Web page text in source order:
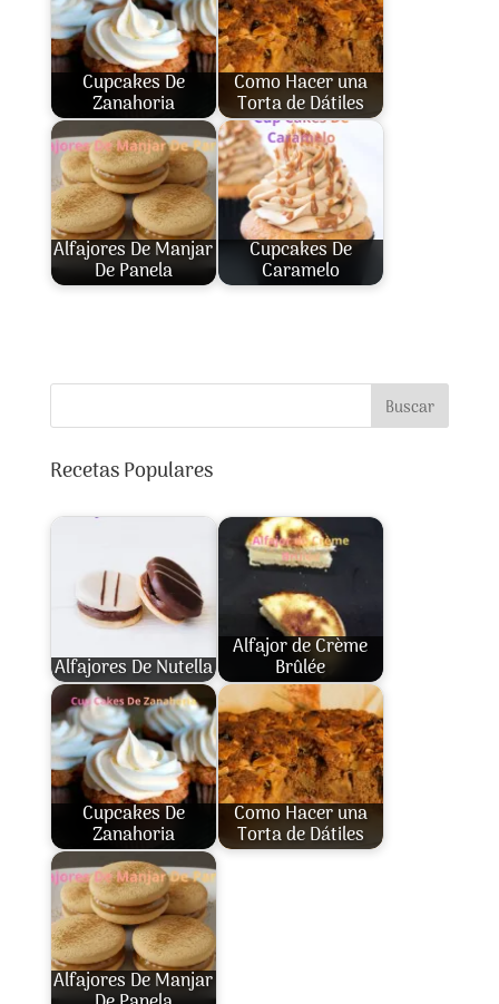
Cupcakes De
Zanahoria
Como Hacer una
Torta de Dátiles
Alfajores De Manjar
De Panela
Cupcakes De
Caramelo
Buscar
Recetas Populares
Alfajores De Nutella
Alfajor de Crème
Brûlée
Cupcakes De
Zanahoria
Como Hacer una
Torta de Dátiles
Alfajores De Manjar